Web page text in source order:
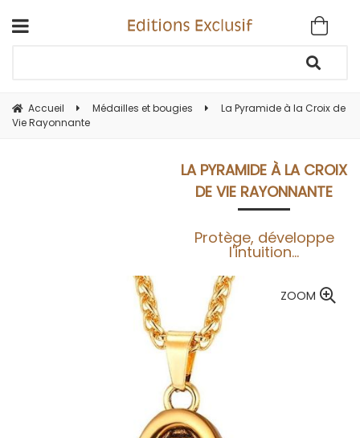
Accueil Médailles et bougies
La Pyramide à la Croix de
Vie Rayonnante
LA PYRAMIDE À LA CROIX
DE VIE RAYONNANTE
Protège, développe
l'intuition...
ZOOM